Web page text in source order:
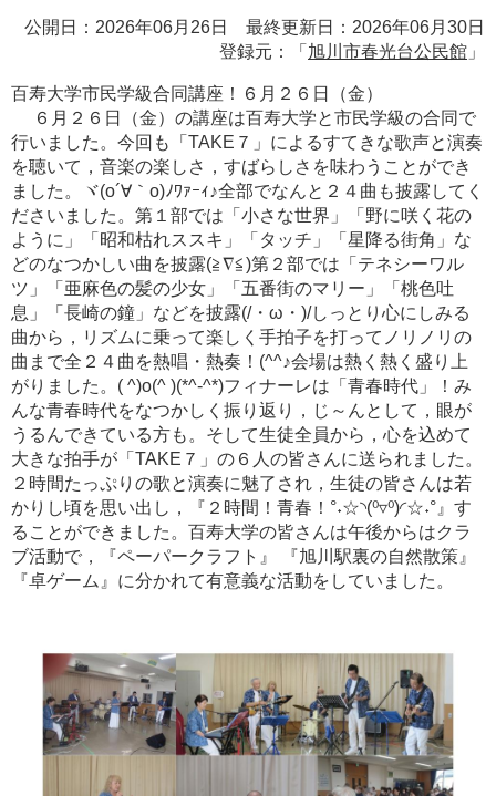
公開日：2026年06月26日 最終更新日：2026年06月30日
登録元：「 旭川市春光台公民館 」
百寿大学市民学級合同講座！６月２６日（金）
６月２６日（金）の講座は百寿大学と市民学級の合同で
行いました。今回も「TAKE７」によるすてきな歌声と演奏
を聴いて，音楽の楽しさ，すばらしさを味わうことができ
ました。ヾ(o´∀｀o)ﾉﾜｧｰｨ♪全部でなんと２４曲も披露してく
ださいました。第１部では「小さな世界」「野に咲く花の
ように」「昭和枯れススキ」「タッチ」「星降る街角」な
どのなつかしい曲を披露(≧∇≦)第２部では「テネシーワル
ツ」「亜麻色の髪の少女」「五番街のマリー」「桃色吐
息」「長崎の鐘」などを披露(/・ω・)/しっとり心にしみる
曲から，リズムに乗って楽しく手拍子を打ってノリノリの
曲まで全２４曲を熱唱・熱奏！(^^♪会場は熱く熱く盛り上
がりました。( ^)o(^ )(*^-^*)フィナーレは「青春時代」！み
んな青春時代をなつかしく振り返り，じ～んとして，眼が
うるんできている方も。そして生徒全員から，心を込めて
大きな拍手が「TAKE７」の６人の皆さんに送られました。
２時間たっぷりの歌と演奏に魅了され，生徒の皆さんは若
かりし頃を思い出し，『２時間！青春！°˖☆◝(⁰▿⁰)◜☆˖°』す
ることができました。百寿大学の皆さんは午後からはクラ
ブ活動で，『ペーパークラフト』 『旭川駅裏の自然散策』
『卓ゲーム』に分かれて有意義な活動をしていました。